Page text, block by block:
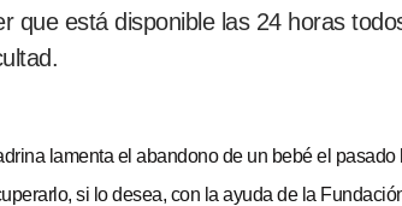
que está disponible las 24 horas
lamenta el abandono de un bebé el
si lo desea, con la ayuda de la